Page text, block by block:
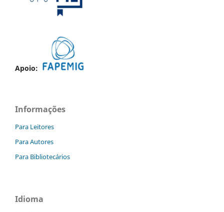
Apoio:
Informações
Para Leitores
Para Autores
Para Bibliotecários
Idioma